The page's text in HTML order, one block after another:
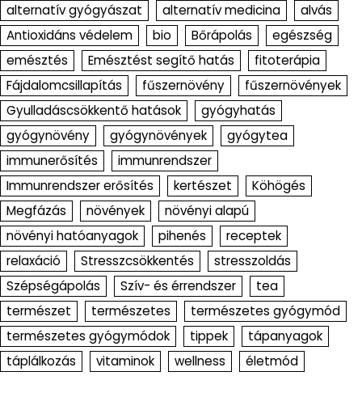
alternatív gyógyászat alternatív medicina
alvás
Antioxidáns védelem
bio Bőrápolás
egészség
emésztés
Emésztést segítő hatás
fitoterápia
Fájdalomcsillapítás
fűszernövény
fűszernövények
Gyulladáscsökkentő hatások
gyógyhatás
gyógynövény
gyógynövények
gyógytea
immunerősítés
immunrendszer
Immunrendszer erősítés
kertészet
Köhögés
Megfázás
növények
növényi alapú
növényi hatóanyagok
pihenés
receptek
relaxáció
Stresszcsökkentés
stresszoldás
Szépségápolás
Szív- és érrendszer
tea
természet
természetes
természetes gyógymód
természetes gyógymódok
tippek
tápanyagok
táplálkozás
vitaminok wellness életmód